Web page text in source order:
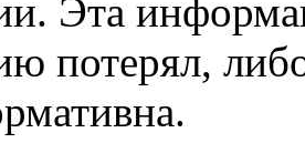
Эта
потерял,